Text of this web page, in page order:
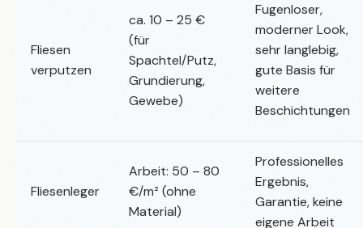
Fliesen
verputzen
ca. 10 – 25 €
(für
Spachtel/Putz,
Grundierung,
Gewebe)
Fugenloser,
moderner Look,
sehr langlebig,
gute Basis für
weitere
Beschichtungen
Fliesenleger
Arbeit: 50 – 80
€/m² (ohne
Material)
Professionelles
Ergebnis,
Garantie, keine
eigene Arbeit